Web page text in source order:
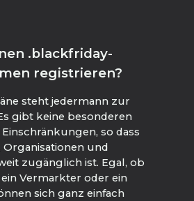
.blackfriday-
registrieren?
steht jedermann zur
gibt keine besonderen
so dass
und
zugänglich ist. Egal, ob
ein Vermarkter oder ein
sich ganz einfach